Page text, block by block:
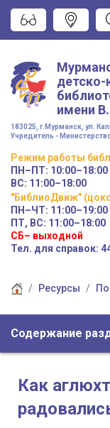
имени
183025, г.Мурманск, ул.
Учредитель -
Режим работы
ПН–ПТ: 10:00–18:00
ВС: 11:00–18:00
"БиблиоДвиж"
ПН–ЧТ: 11:00–19:00
ПТ, ВС: 11:00–18:00
СБ– выходной
Тел. для справок:
Ресурсы
Содержание
Как